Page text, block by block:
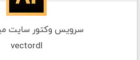
سرویس وکتور سایت
vectordl